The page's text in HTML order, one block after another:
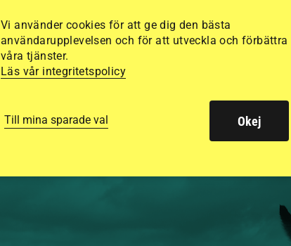
Stort test av
15 ridhjälmar i
säkraste. Det
de olika
Vi använder cookies för att ge dig den bästa
användarupplevelsen och för att utveckla och förbättra
våra tjänster.
Läs vår integritetspolicy
Till mina sparade val Okej